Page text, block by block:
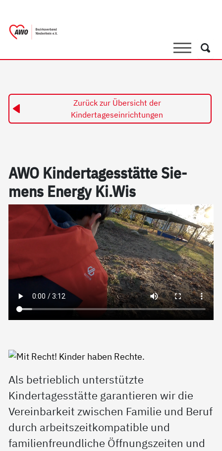
SucheSuche
Zurück zur Übersicht der
Kindertageseinrichtungen
AWO Kin­der­ta­ges­stät­te Sie­
mens En­er­gy Ki.Wis
Als betrieblich unterstützte
Kindertagesstätte garantieren wir die
Vereinbarkeit zwischen Familie und Beruf
durch arbeitszeitkompatible und
familienfreundliche Öffnungszeiten und